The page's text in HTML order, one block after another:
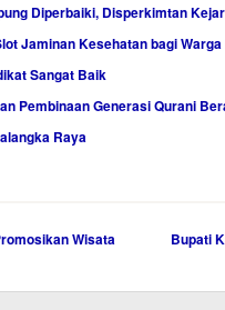
Diperbaiki, Disperkimtan
Jaminan Kesehatan bagi
Sangat Baik
Pembinaan Generasi Qurani
Raya
Wisata
Bupati